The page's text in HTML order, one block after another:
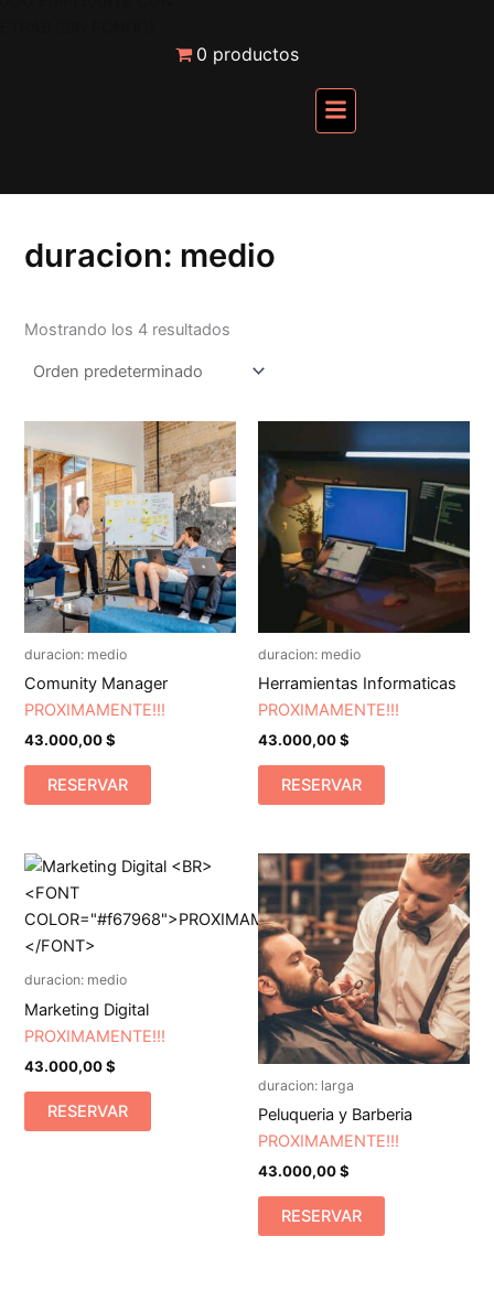
Menú
0 productos
duracion: medio
Mostrando los 4 resultados
duracion: medio
Comunity Manager
PROXIMAMENTE!!!
43.000,00$
RESERVAR
duracion: medio
Herramientas Informaticas
PROXIMAMENTE!!!
43.000,00$
RESERVAR
duracion: medio
Marketing Digital
PROXIMAMENTE!!!
43.000,00$
RESERVAR
duracion: larga
Peluqueria y Barberia
PROXIMAMENTE!!!
43.000,00$
RESERVAR